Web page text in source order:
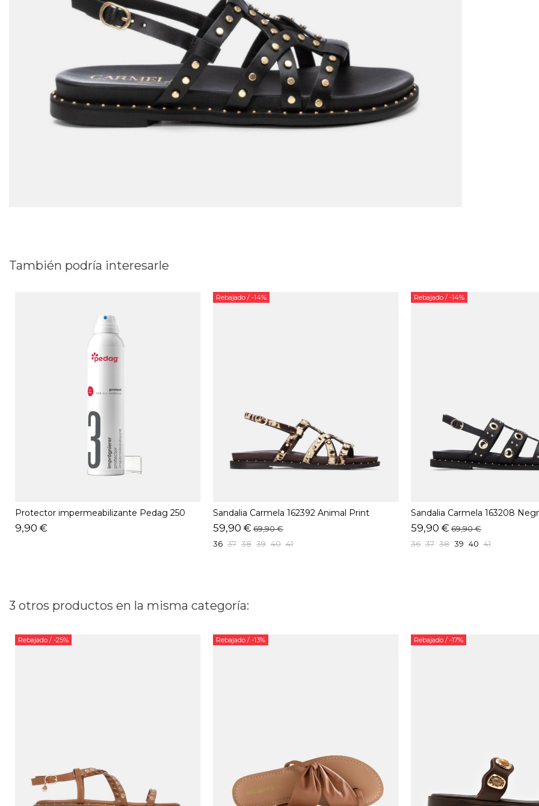
También podría interesarle
Protector impermeabilizante Pedag 250
ML
9,90 €
Rebajado / -14%
Sandalia Carmela 162392 Animal Print
59,90 € 69,90 €
36 37 38 39 40 41
Rebajado / -14%
Sandalia Carmela 163208
59,90 € 69,90 €
36 37 38 39 40 41
3 otros productos en la misma categoría:
Rebajado / -25% Rebajado / -13% Rebajado / -17%